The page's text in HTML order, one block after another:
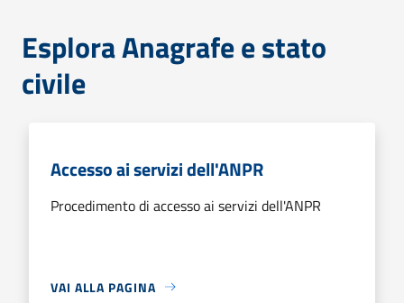
Esplora Anagrafe e stato
civile
Accesso ai servizi dell'ANPR
Procedimento di accesso ai servizi dell'ANPR
VAI ALLA PAGINA